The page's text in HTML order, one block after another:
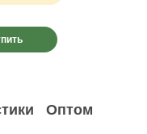
Оптом